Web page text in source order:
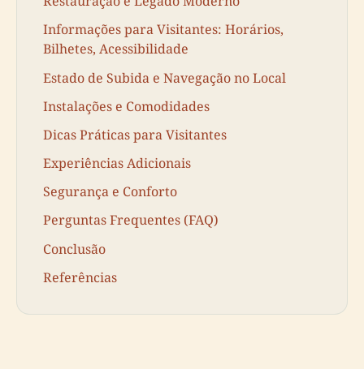
Informações para Visitantes: Horários,
Bilhetes, Acessibilidade
Estado de Subida e Navegação no Local
Instalações e Comodidades
Dicas Práticas para Visitantes
Experiências Adicionais
Segurança e Conforto
Perguntas Frequentes (FAQ)
Conclusão
Referências